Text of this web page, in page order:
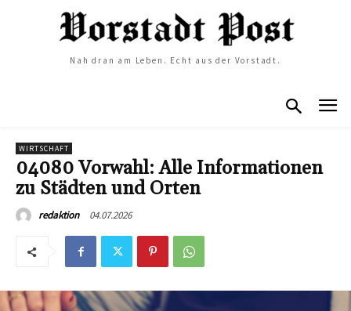
Nah dran am Leben. Echt aus der Vorstadt.
WIRTSCHAFT
04080 Vorwahl: Alle Informationen
zu Städten und Orten
redaktion 04.07.2026